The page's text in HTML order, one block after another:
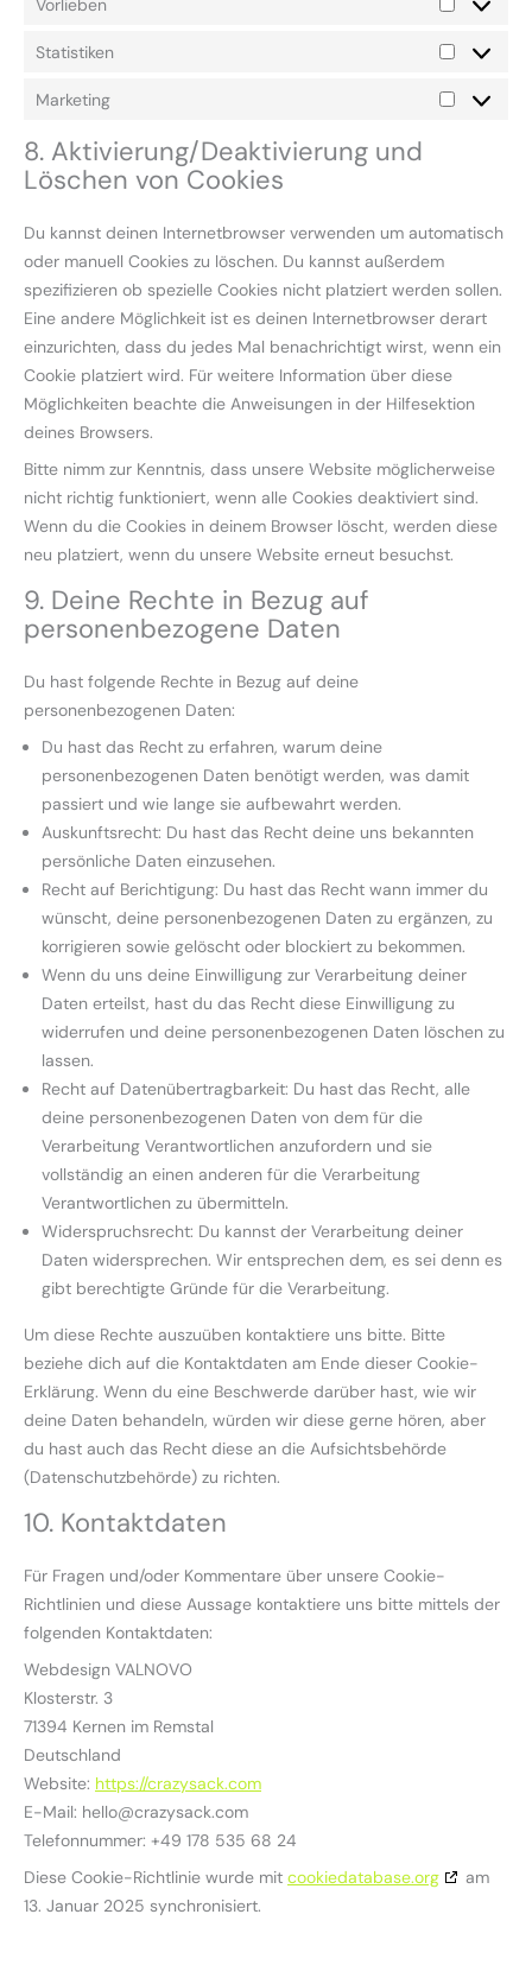
Statistiken
Marketing
8. Aktivierung/Deaktivierung und
Löschen von Cookies
Du kannst deinen Internetbrowser verwenden um automatisch
oder manuell Cookies zu löschen. Du kannst außerdem
spezifizieren ob spezielle Cookies nicht platziert werden sollen.
Eine andere Möglichkeit ist es deinen Internetbrowser derart
einzurichten, dass du jedes Mal benachrichtigt wirst, wenn ein
Cookie platziert wird. Für weitere Information über diese
Möglichkeiten beachte die Anweisungen in der Hilfesektion
deines Browsers.
Bitte nimm zur Kenntnis, dass unsere Website möglicherweise
nicht richtig funktioniert, wenn alle Cookies deaktiviert sind.
Wenn du die Cookies in deinem Browser löscht, werden diese
neu platziert, wenn du unsere Website erneut besuchst.
9. Deine Rechte in Bezug auf
personenbezogene Daten
Du hast folgende Rechte in Bezug auf deine
personenbezogenen Daten:
Du hast das Recht zu erfahren, warum deine
personenbezogenen Daten benötigt werden, was damit
passiert und wie lange sie aufbewahrt werden.
Auskunftsrecht: Du hast das Recht deine uns bekannten
persönliche Daten einzusehen.
Recht auf Berichtigung: Du hast das Recht wann immer du
wünscht, deine personenbezogenen Daten zu ergänzen, zu
korrigieren sowie gelöscht oder blockiert zu bekommen.
Wenn du uns deine Einwilligung zur Verarbeitung deiner
Daten erteilst, hast du das Recht diese Einwilligung zu
widerrufen und deine personenbezogenen Daten löschen zu
lassen.
Recht auf Datenübertragbarkeit: Du hast das Recht, alle
deine personenbezogenen Daten von dem für die
Verarbeitung Verantwortlichen anzufordern und sie
vollständig an einen anderen für die Verarbeitung
Verantwortlichen zu übermitteln.
Widerspruchsrecht: Du kannst der Verarbeitung deiner
Daten widersprechen. Wir entsprechen dem, es sei denn es
gibt berechtigte Gründe für die Verarbeitung.
Um diese Rechte auszuüben kontaktiere uns bitte. Bitte
beziehe dich auf die Kontaktdaten am Ende dieser Cookie-
Erklärung. Wenn du eine Beschwerde darüber hast, wie wir
deine Daten behandeln, würden wir diese gerne hören, aber
du hast auch das Recht diese an die Aufsichtsbehörde
(Datenschutzbehörde) zu richten.
10. Kontaktdaten
Für Fragen und/oder Kommentare über unsere Cookie-
Richtlinien und diese Aussage kontaktiere uns bitte mittels der
folgenden Kontaktdaten:
Webdesign VALNOVO
Klosterstr. 3
71394 Kernen im Remstal
Deutschland
Website: https://crazysack.com
E-Mail: hello@crazysack.com
Telefonnummer: +49 178 535 68 24
Diese Cookie-Richtlinie wurde mit cookiedatabase.org
am
13. Januar 2025 synchronisiert.